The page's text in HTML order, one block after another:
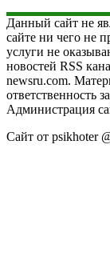
Данный сайт не
сайте ни чего не
услуги не
новостей RSS
newsru.com.
ответственность
Администрация
Сайт от psikhoter